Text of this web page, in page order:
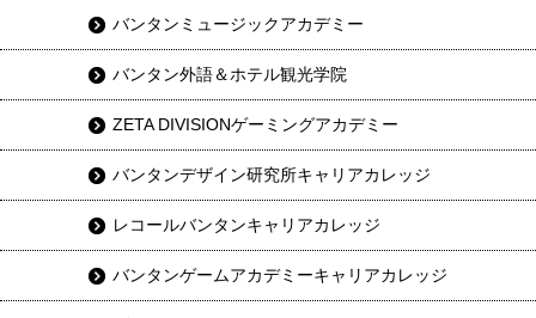
バンタンミュージックアカデミー
バンタン外語＆ホテル観光学院
ZETA DIVISIONゲーミングアカデミー
バンタンデザイン研究所キャリアカレッジ
レコールバンタンキャリアカレッジ
バンタンゲームアカデミーキャリアカレッジ